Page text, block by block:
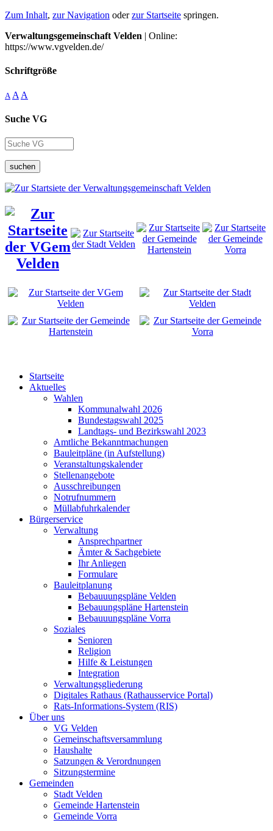
Zum Inhalt, zur Navigation oderzur Startseite springen.
Verwaltungsgemeinschaft Velden | Online:
https://www.vgvelden.de/
Schriftgröße
A A A
Suche VG
suchen
Startseite
Aktuelles
Wahlen
Kommunalwahl 2026
Bundestagswahl 2025
Landtags- und Bezirkswahl 2023
Amtliche Bekanntmachungen
Bauleitpläne (in Aufstellung)
Veranstaltungskalender
Stellenangebote
Ausschreibungen
Notrufnummern
Müllabfuhrkalender
Bürgerservice
Verwaltung
Ansprechpartner
Ämter & Sachgebiete
Ihr Anliegen
Formulare
Bauleitplanung
Bebauuungspläne Velden
Bebauungspläne Hartenstein
Bebauuungspläne Vorra
Soziales
Senioren
Religion
Hilfe & Leistungen
Integration
Verwaltungsgliederung
Digitales Rathaus (Rathausservice Portal)
Rats-Informations-System (RIS)
Über uns
VG Velden
Gemeinschaftsversammlung
Haushalte
Satzungen & Verordnungen
Sitzungstermine
Gemeinden
Stadt Velden
Gemeinde Hartenstein
Gemeinde Vorra